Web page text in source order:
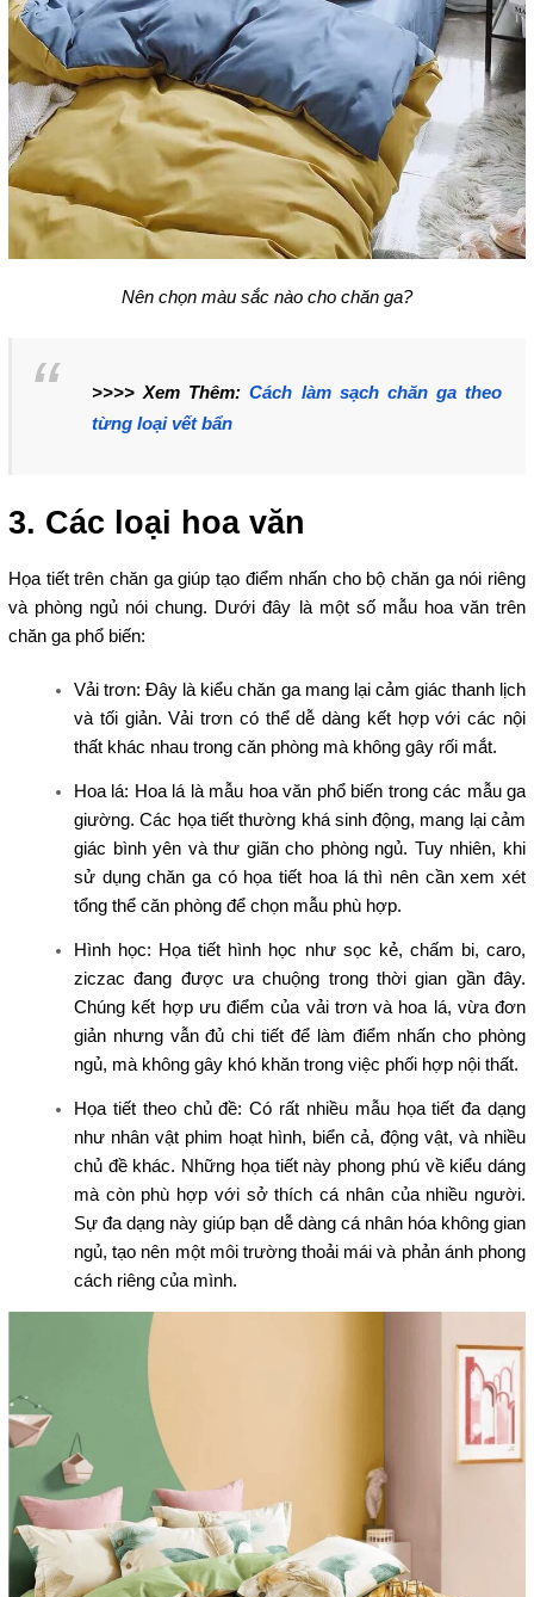
Nên chọn màu sắc nào cho chăn ga?
>>>> Xem Thêm:Cách làm sạch chăn ga theo
từng loại vết bẩn
3. Các loại hoa văn
Họa tiết trên chăn ga giúp tạo điểm nhấn cho bộ chăn ga nói riêng
và phòng ngủ nói chung. Dưới đây là một số mẫu hoa văn trên
chăn ga phổ biến:
Vải trơn: Đây là kiểu chăn ga mang lại cảm giác thanh lịch
và tối giản. Vải trơn có thể dễ dàng kết hợp với các nội
thất khác nhau trong căn phòng mà không gây rối mắt.
Hoa lá: Hoa lá là mẫu hoa văn phổ biến trong các mẫu ga
giường. Các họa tiết thường khá sinh động, mang lại cảm
giác bình yên và thư giãn cho phòng ngủ. Tuy nhiên, khi
sử dụng chăn ga có họa tiết hoa lá thì nên cần xem xét
tổng thể căn phòng để chọn mẫu phù hợp.
Hình học: Họa tiết hình học như sọc kẻ, chấm bi, caro,
ziczac đang được ưa chuộng trong thời gian gần đây.
Chúng kết hợp ưu điểm của vải trơn và hoa lá, vừa đơn
giản nhưng vẫn đủ chi tiết để làm điểm nhấn cho phòng
ngủ, mà không gây khó khăn trong việc phối hợp nội thất.
Họa tiết theo chủ đề: Có rất nhiều mẫu họa tiết đa dạng
như nhân vật phim hoạt hình, biển cả, động vật, và nhiều
chủ đề khác. Những họa tiết này phong phú về kiểu dáng
mà còn phù hợp với sở thích cá nhân của nhiều người.
Sự đa dạng này giúp bạn dễ dàng cá nhân hóa không gian
ngủ, tạo nên một môi trường thoải mái và phản ánh phong
cách riêng của mình.